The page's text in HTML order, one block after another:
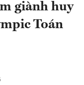
giành huy
Toán